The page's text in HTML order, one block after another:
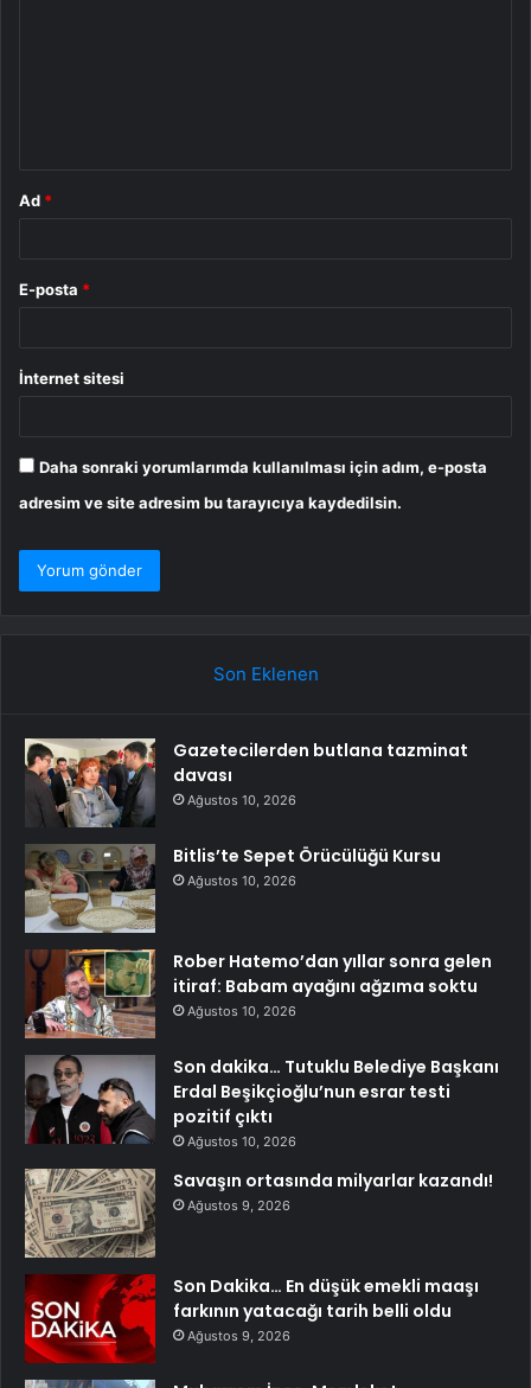
Ad *
E-posta *
İnternet sitesi
Daha sonraki yorumlarımda kullanılması için adım, e-posta
adresim ve site adresim bu tarayıcıya kaydedilsin.
Son Eklenen
Gazetecilerden butlana tazminat
davası
Ağustos 10, 2026
Bitlis’te Sepet Örücülüğü Kursu
Ağustos 10, 2026
Rober Hatemo’dan yıllar sonra gelen
itiraf: Babam ayağını ağzıma soktu
Ağustos 10, 2026
Son dakika… Tutuklu Belediye Başkanı
Erdal Beşikçioğlu’nun esrar testi
pozitif çıktı
Ağustos 10, 2026
Savaşın ortasında milyarlar kazandı!
Ağustos 9, 2026
Son Dakika… En düşük emekli maaşı
farkının yatacağı tarih belli oldu
Ağustos 9, 2026